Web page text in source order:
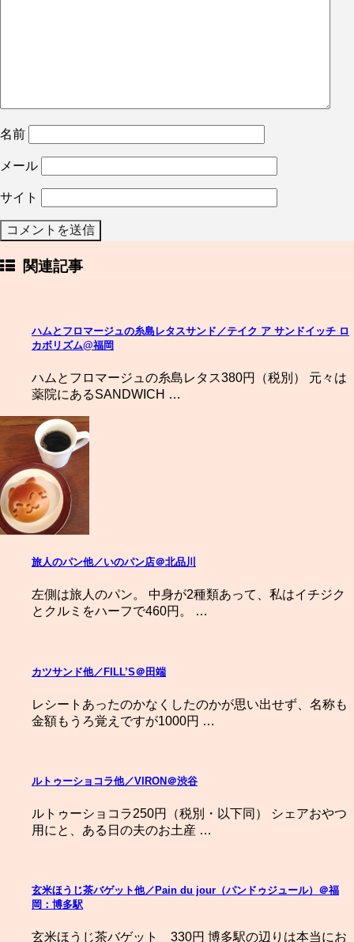
名前
メール
サイト
関連記事
ハムとフロマージュの糸島レタスサンド／テイク ア サンドイッチ ロ
カボリズム@福岡
ハムとフロマージュの糸島レタス380円（税別） 元々は
薬院にあるSANDWICH …
旅人のパン他／いのパン店＠北品川
左側は旅人のパン。 中身が2種類あって、私はイチジク
とクルミをハーフで460円。 …
カツサンド他／FILL’S＠田端
レシートあったのかなくしたのかが思い出せず、名称も
金額もうろ覚えですが1000円 …
ルトゥーショコラ他／VIRON＠渋谷
ルトゥーショコラ250円（税別・以下同） シェアおやつ
用にと、ある日の夫のお土産 …
玄米ほうじ茶バゲット他／Pain du jour（パンドゥジュール）＠福
岡：博多駅
玄米ほうじ茶バゲット 330円 博多駅の辺りは本当にお